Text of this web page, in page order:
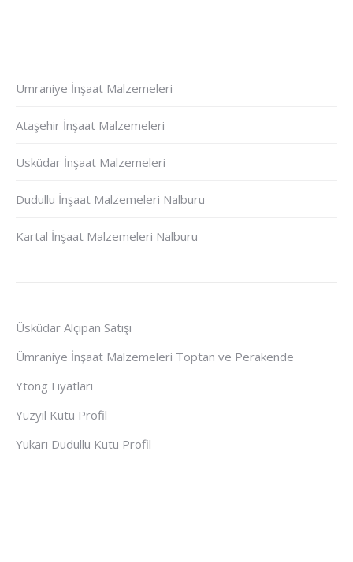
Ümraniye İnşaat Malzemeleri
Ataşehir İnşaat Malzemeleri
Üsküdar İnşaat Malzemeleri
Dudullu İnşaat Malzemeleri Nalburu
Kartal İnşaat Malzemeleri Nalburu
Üsküdar Alçıpan Satışı
Ümraniye İnşaat Malzemeleri Toptan ve Perakende
Ytong Fiyatları
Yüzyıl Kutu Profil
Yukarı Dudullu Kutu Profil